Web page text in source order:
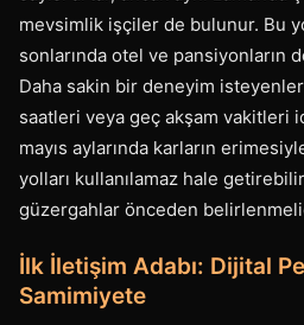
mevsimlik işçiler de bulunur. Bu
sonlarında otel ve pansiyonların
Daha sakin bir deneyim
saatleri veya geç akşam vakitleri
mayıs aylarında karların
yolları kullanılamaz hale
güzergahlar önceden
İlk İletişim Adabı: Dijital
Samimiyete